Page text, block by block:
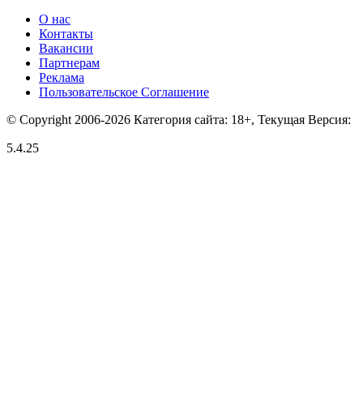
О нас
Контакты
Вакансии
Партнерам
Реклама
Пользовательское Соглашение
© Copyright 2006-2026 Категория сайта: 18+, Текущая Версия:
5.4.25